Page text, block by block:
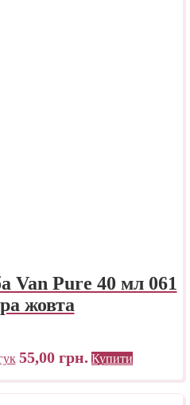
Van Pure 40 мл 061
жовта
55,00 грн. Купити